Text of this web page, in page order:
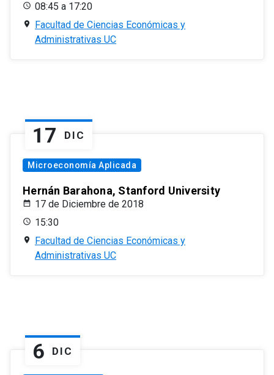
08:45 a 17:20
Facultad de Ciencias Económicas y
Administrativas UC
17 DIC
Microeconomía Aplicada
Hernán Barahona, Stanford University
17 de Diciembre de 2018
15:30
Facultad de Ciencias Económicas y
Administrativas UC
6 DIC